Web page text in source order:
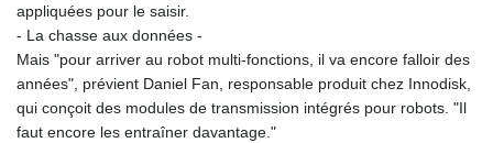
appliquées pour le saisir.
- La chasse aux données -
Mais "pour arriver au robot multi-fonctions, il va encore falloir des
années", prévient Daniel Fan, responsable produit chez Innodisk,
qui conçoit des modules de transmission intégrés pour robots. "Il
faut encore les entraîner davantage."